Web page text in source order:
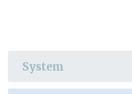
System